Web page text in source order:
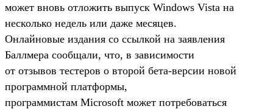
может вновь отложить выпуск Windows Vista на
несколько недель или даже месяцев.
Онлайновые издания со ссылкой на заявления
Баллмера сообщали, что, в зависимости
от отзывов тестеров о второй бета-версии новой
программной платформы,
программистам Microsoft может потребоваться